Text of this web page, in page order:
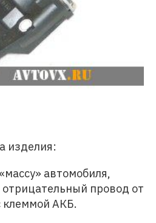
изделия:
автомобиля,
провод от
клеммой АКБ.